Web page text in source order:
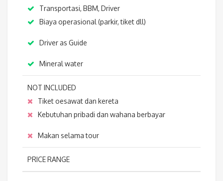
Transportasi, BBM, Driver
Biaya operasional (parkir, tiket dll)
Driver as Guide
Mineral water
NOT INCLUDED
Tiket oesawat dan kereta
Kebutuhan pribadi dan wahana berbayar
Makan selama tour
PRICE RANGE